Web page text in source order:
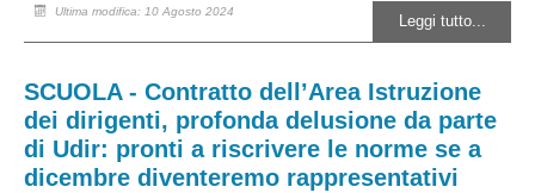
Ultima modifica: 10 Agosto 2024
Leggi tutto...
SCUOLA - Contratto dell’Area Istruzione
dei dirigenti, profonda delusione da parte
di Udir: pronti a riscrivere le norme se a
dicembre diventeremo rappresentativi